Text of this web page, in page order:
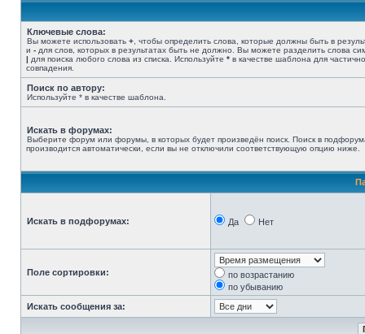
Ключевые слова:
Вы можете использовать + , чтобы определить слова, которые должны быть в
и - для слов, которых в результатах быть не должно. Вы можете разделить слова
| для поиска любого слова из списка. Используйте * в качестве шаблона для
совпадения.
Поиск по автору:
Используйте * в качестве шаблона.
Искать в форумах:
Выберите форум или форумы, в которых будет произведён поиск. Поиск в
производится автоматически, если вы не отключили соответствующую опцию ниже.
Искать в подфорумах: Да Нет
Поле сортировки:
по возрастанию
по убыванию
Искать сообщения за: